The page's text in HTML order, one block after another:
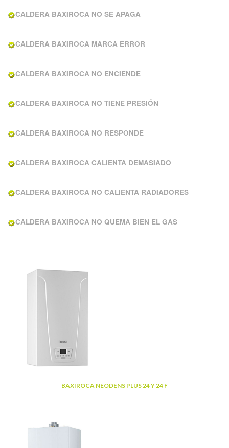
CALDERA BAXIROCA NO SE APAGA
CALDERA BAXIROCA MARCA ERROR
CALDERA BAXIROCA NO ENCIENDE
CALDERA BAXIROCA NO TIENE PRESIÓN
CALDERA BAXIROCA NO RESPONDE
CALDERA BAXIROCA CALIENTA DEMASIADO
CALDERA BAXIROCA NO CALIENTA RADIADORES
CALDERA BAXIROCA NO QUEMA BIEN EL GAS
BAXIROCA NEODENS PLUS 24 Y 24 F